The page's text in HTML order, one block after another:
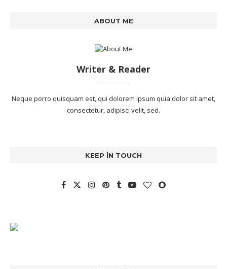
ABOUT ME
Writer & Reader
Neque porro quisquam est, qui dolorem ipsum quia dolor sit amet,
consectetur, adipisci velit, sed.
KEEP IN TOUCH